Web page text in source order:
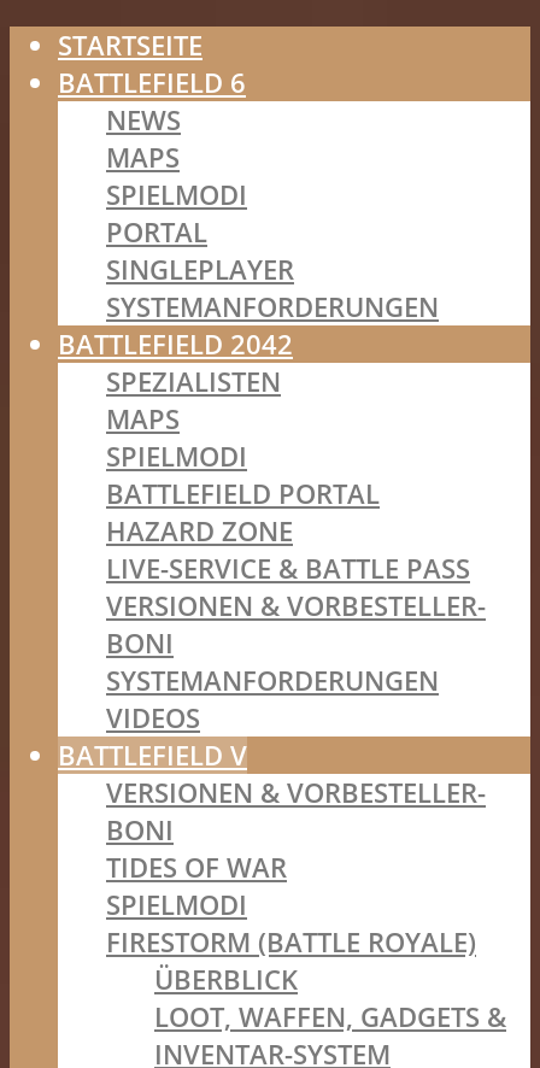
STARTSEITE
BATTLEFIELD 6
NEWS
MAPS
SPIELMODI
PORTAL
SINGLEPLAYER
SYSTEMANFORDERUNGEN
BATTLEFIELD 2042
SPEZIALISTEN
MAPS
SPIELMODI
BATTLEFIELD PORTAL
HAZARD ZONE
LIVE-SERVICE & BATTLE PASS
VERSIONEN & VORBESTELLER-
BONI
SYSTEMANFORDERUNGEN
VIDEOS
BATTLEFIELD V
VERSIONEN & VORBESTELLER-
BONI
TIDES OF WAR
SPIELMODI
FIRESTORM (BATTLE ROYALE)
ÜBERBLICK
LOOT, WAFFEN, GADGETS &
INVENTAR-SYSTEM